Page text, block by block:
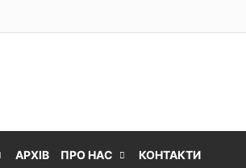
АРХІВ ПРО НАС КОНТАКТИ